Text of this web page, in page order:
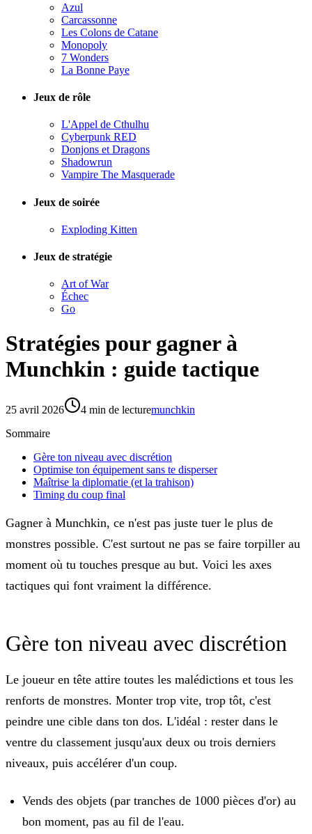
Azul
Carcassonne
Les Colons de Catane
Monopoly
7 Wonders
La Bonne Paye
Jeux de rôle
L'Appel de Cthulhu
Cyberpunk RED
Donjons et Dragons
Shadowrun
Vampire The Masquerade
Jeux de soirée
Exploding Kitten
Jeux de stratégie
Art of War
Échec
Go
Stratégies pour gagner à
Munchkin : guide tactique
25 avril 2026 4 min de lecturemunchkin
Sommaire
Gère ton niveau avec discrétion
Optimise ton équipement sans te disperser
Maîtrise la diplomatie (et la trahison)
Timing du coup final
Gagner à Munchkin, ce n'est pas juste tuer le plus de
monstres possible. C'est surtout ne pas se faire torpiller au
moment où tu touches presque au but. Voici les axes
tactiques qui font vraiment la différence.
Gère ton niveau avec discrétion
Le joueur en tête attire toutes les malédictions et tous les
renforts de monstres. Monter trop vite, trop tôt, c'est
peindre une cible dans ton dos. L'idéal : rester dans le
ventre du classement jusqu'aux deux ou trois derniers
niveaux, puis accélérer d'un coup.
Vends des objets (par tranches de 1000 pièces d'or) au
bon moment, pas au fil de l'eau.